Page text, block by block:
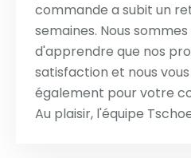
commande a subit un
semaines. Nous
d'apprendre que nos
satisfaction et nous
également pour votre
Au plaisir, l'équipe